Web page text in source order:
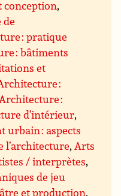
conception,
: pratique
: bâtiments
et
:
:
d’intérieur,
urbain : aspects
l’architecture,Arts
/ interprètes,
de jeu
et production,